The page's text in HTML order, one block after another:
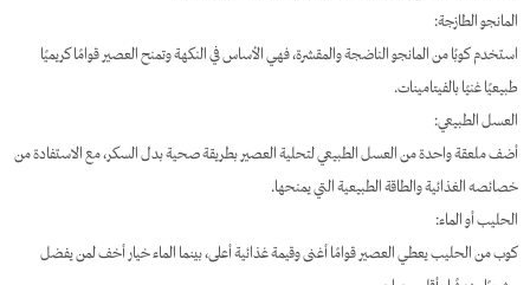
المانجو الطازجة:
استخدم كوبًا من المانجو الناضجة والمقشرة، فهي الأساس في النكهة وتمنح العصير قوامًا كريميًا
طبيعيًا غنيًا بالفيتامينات.
العسل الطبيعي:
أضف ملعقة واحدة من العسل الطبيعي لتحلية العصير بطريقة صحية بدل السكر، مع الاستفادة من
خصائصه الغذائية والطاقة الطبيعية التي يمنحها.
الحليب أو الماء:
كوب من الحليب يعطي العصير قوامًا أغنى وقيمة غذائية أعلى، بينما الماء خيار أخف لمن يفضل